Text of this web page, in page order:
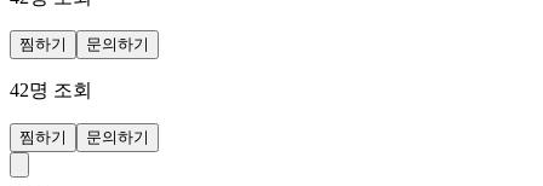
찜하기 문의하기
42명 조회
찜하기 문의하기